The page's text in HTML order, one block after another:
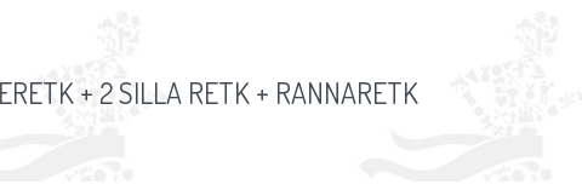
+ 2 SILLA RETK + RANNARETK